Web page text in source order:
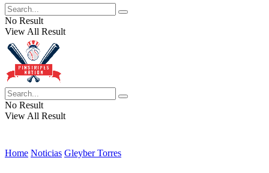
No Result
View All Result
No Result
View All Result
Home Noticias Gleyber Torres